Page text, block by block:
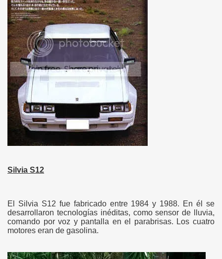
Silvia S12
El Silvia S12 fue fabricado entre 1984 y 1988. En él se
desarrollaron tecnologías inéditas, como sensor de lluvia,
comando por voz y pantalla en el parabrisas. Los cuatro
motores eran de gasolina.